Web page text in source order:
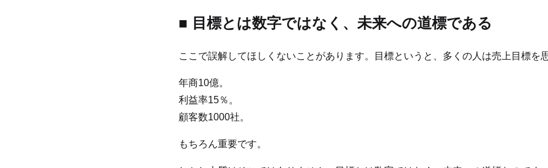
■ 目標とは数字ではなく、未来への道標である
ここで誤解してほしくないことがあります。目標というと、多くの人は売上目標を
年商10億。
利益率15％。
顧客数1000社。
もちろん重要です。